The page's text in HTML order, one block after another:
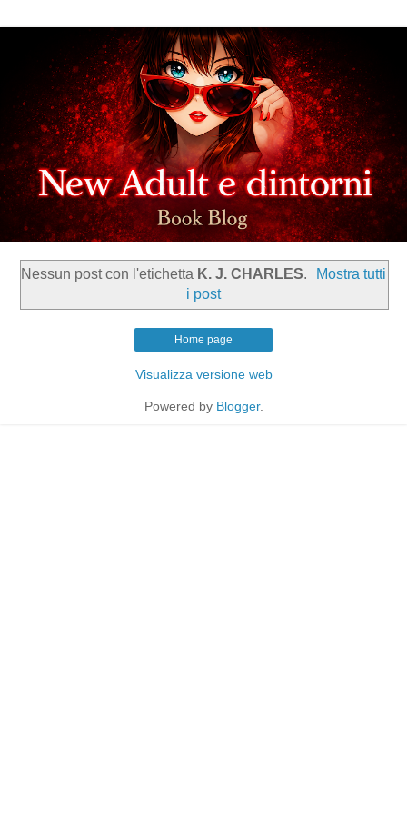
Nessun post con l'etichetta K. J. CHARLES.
Mostra tutti
i post
Home page
Visualizza versione web
Powered by Blogger.